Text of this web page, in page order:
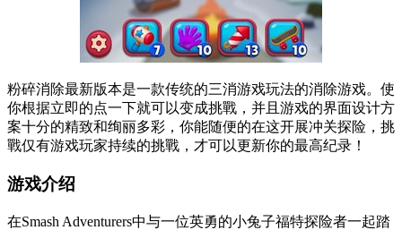
粉碎消除最新版本是一款传统的三消游戏玩法的消除游戏。使
你根据立即的点一下就可以变成挑戰，并且游戏的界面设计方
案十分的精致和绚丽多彩，你能随便的在这开展冲关探险，挑
戰仅有游戏玩家持续的挑戰，才可以更新你的最高纪录！
游戏介绍
在Smash Adventurers中与一位英勇的小兔子福特探险者一起踏